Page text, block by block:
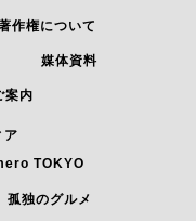
作権について
媒体資料
案内
ア
TOKYO
孤独のグルメ